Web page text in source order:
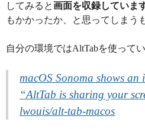
してみると画面を収録していま
もかかったか、と思ってしまう
自分の環境ではAltTabを使って
macOS Sonoma shows
“AltTab is sharing your
lwouis/alt-tab-macos